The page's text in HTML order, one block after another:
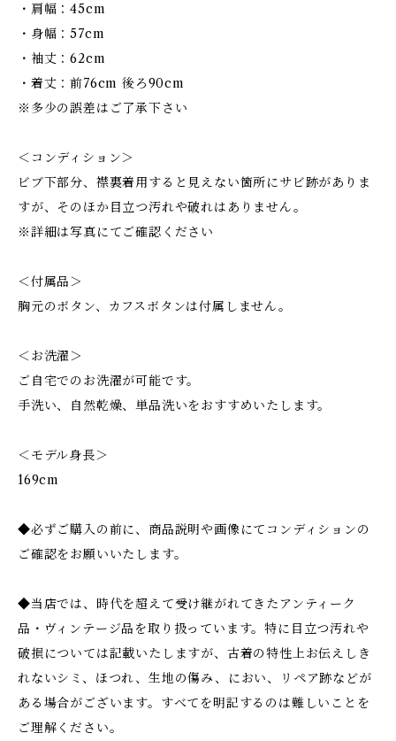
・肩幅：45cm
・身幅：57cm
・袖丈：62cm
・着丈：前76cm 後ろ90cm
※多少の誤差はご了承下さい
＜コンディション＞
ビブ下部分、襟裏着用すると見えない箇所にサビ跡がありま
すが、そのほか目立つ汚れや破れはありません。
※詳細は写真にてご確認ください
＜付属品＞
胸元のボタン、カフスボタンは付属しません。
＜お洗濯＞
ご自宅でのお洗濯が可能です。
手洗い、自然乾燥、単品洗いをおすすめいたします。
＜モデル身長＞
169cm
◆必ずご購入の前に、商品説明や画像にてコンディションの
ご確認をお願いいたします。
◆当店では、時代を超えて受け継がれてきたアンティーク
品・ヴィンテージ品を取り扱っています。特に目立つ汚れや
破損については記載いたしますが、古着の特性上お伝えしき
れないシミ、ほつれ、生地の傷み、におい、リペア跡などが
ある場合がございます。すべてを明記するのは難しいことを
ご理解ください。